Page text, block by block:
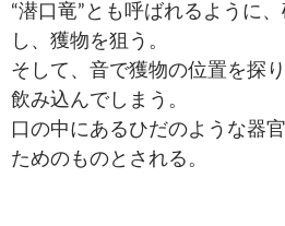
“潜口竜”とも呼ばれるように
し、獲物を狙う。
そして、音で獲物の位置を探
飲み込んでしまう。
口の中にあるひだのような器
ためのものとされる。